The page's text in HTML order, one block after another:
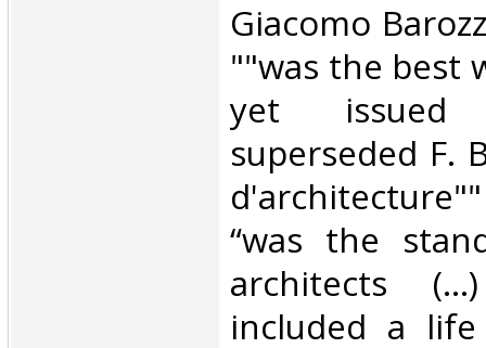
Giacomo
""was the best
yet
superseded F.
“was the
architects
included a